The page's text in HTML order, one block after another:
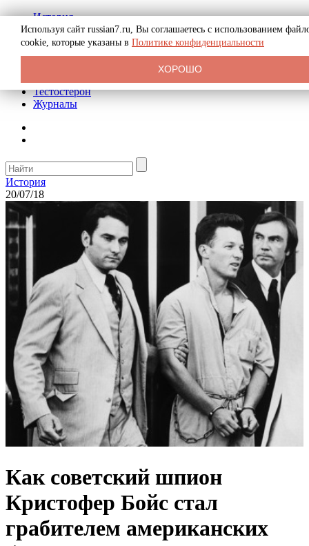
История
Биография
Криминал
Реклама на сайте
Тестостерон
Журналы
История
20/07/18
Как советский шпион
Кристофер Бойс стал
грабителем американских
Используя сайт russian7.ru, Вы соглашаетесь с использованием
cookie, которые указаны в Политике конфиденциальности
ХОРОШО